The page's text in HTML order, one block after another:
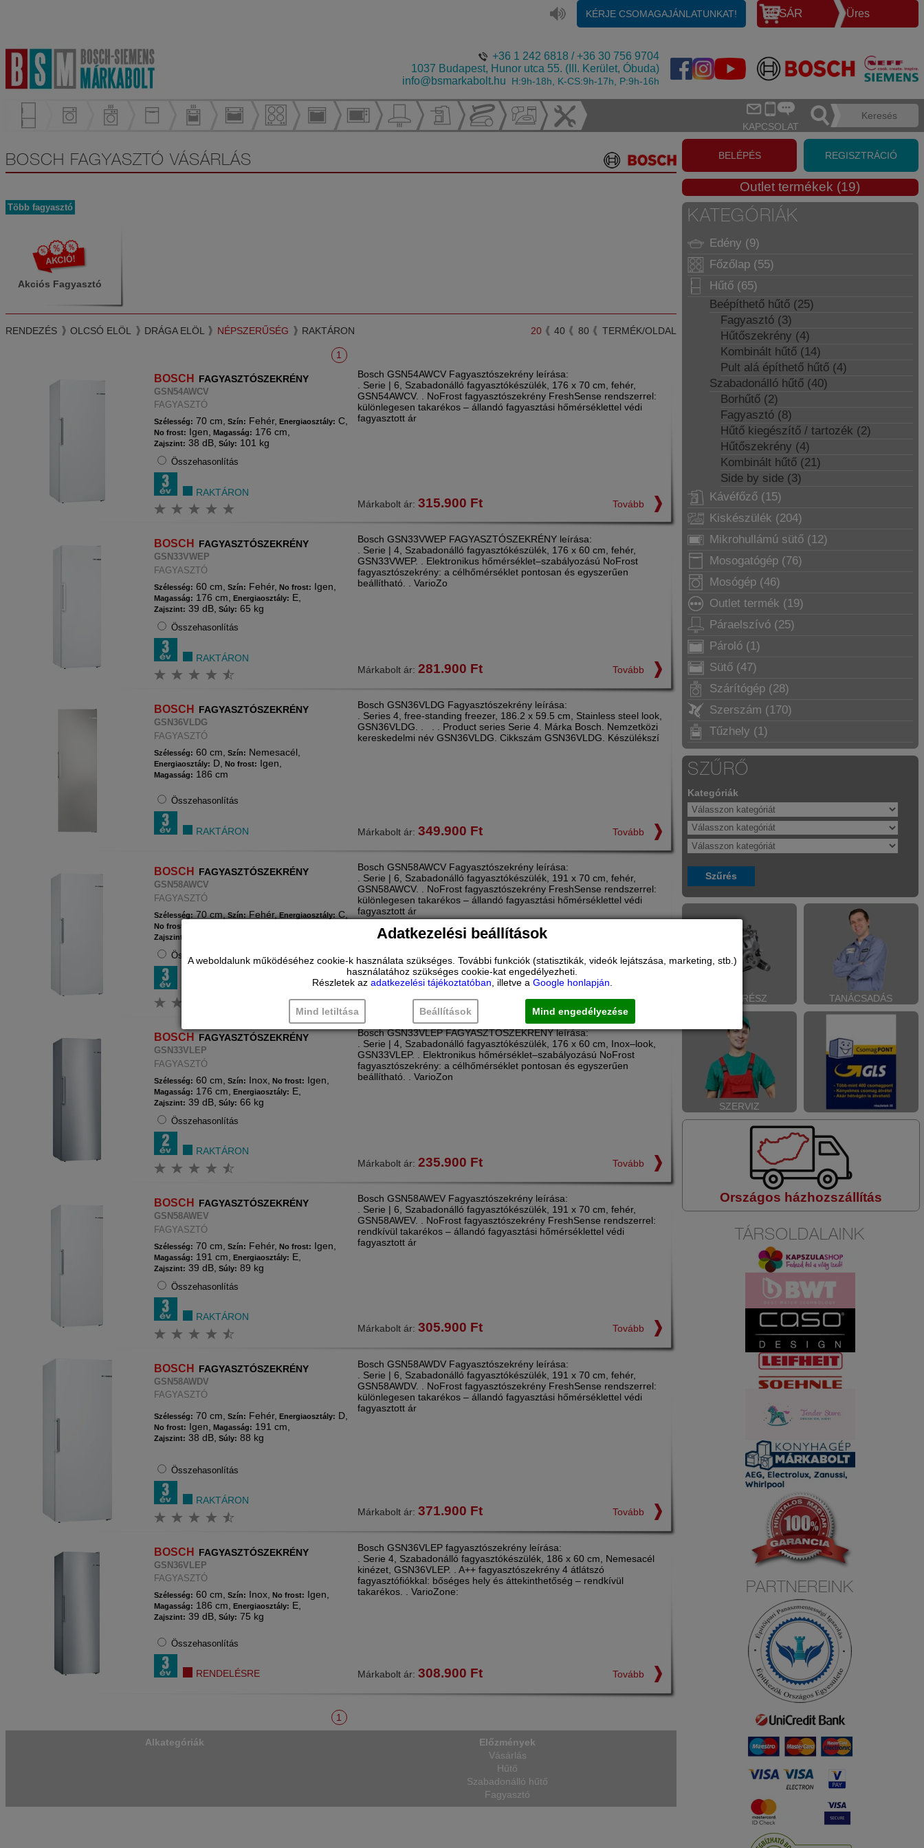
KÉRJE CSOMAGAJÁNLATUNKAT! KOSÁR Üres
+36 1 242 6818 /+36 30 756 9704
1037 Budapest, Hunor utca 55. (III. Kerület, Óbuda)
info@bsmarkabolt.hu
H:9h-18h, K-CS:9h-17h, P:9h-16h
KAPCSOLAT
BOSCH FAGYASZTÓ VÁSÁRLÁS
Több fagyasztó
Akciós Fagyasztó
RENDEZÉS OLCSÓ ELÖL DRÁGA ELÖL NÉPSZERŰSÉG RAKTÁRON 20 40 80 TERMÉK/OLDAL
1
BOSCH FAGYASZTÓSZEKRÉNY
GSN54AWCV
FAGYASZTÓ
Szélesség: 70 cm, Szín: Fehér, Energiaosztály: C,
No frost: Igen, Magasság: 176 cm,
Zajszint: 38 dB, Súly: 101 kg
Összehasonlítás
RAKTÁRON
Bosch GSN54AWCV Fagyasztószekrény leírása:
. Serie | 6, Szabadonálló fagyasztókészülék, 176 x 70 cm, fehér,
GSN54AWCV. . NoFrost fagyasztószekrény FreshSense rendszerrel:
különlegesen takarékos – állandó fagyasztási hőmérséklettel védi
fagyasztott ár
Márkabolt ár: 315.900 Ft Tovább
BOSCH FAGYASZTÓSZEKRÉNY
GSN33VWEP
FAGYASZTÓ
Szélesség: 60 cm, Szín: Fehér, No frost: Igen,
Magasság: 176 cm, Energiaosztály: E,
Zajszint: 39 dB, Súly: 65 kg
Összehasonlítás
RAKTÁRON
Bosch GSN33VWEP FAGYASZTÓSZEKRÉNY leírása:
. Serie | 4, Szabadonálló fagyasztókészülék, 176 x 60 cm, fehér,
GSN33VWEP. . Elektronikus hőmérséklet–szabályozású NoFrost
fagyasztószekrény: a célhőmérséklet pontosan és egyszerűen
beállítható. . VarioZo
Márkabolt ár: 281.900 Ft Tovább
BOSCH FAGYASZTÓSZEKRÉNY
GSN36VLDG
FAGYASZTÓ
Szélesség: 60 cm, Szín: Nemesacél,
Energiaosztály: D, No frost: Igen,
Magasság: 186 cm
Összehasonlítás
RAKTÁRON
Bosch GSN36VLDG Fagyasztószekrény leírása:
. Series 4, free-standing freezer, 186.2 x 59.5 cm, Stainless steel look,
GSN36VLDG. . . . Product series Serie 4. Márka Bosch. Nemzetközi
kereskedelmi név GSN36VLDG. Cikkszám GSN36VLDG. Készülékszí
Márkabolt ár: 349.900 Ft Tovább
BOSCH FAGYASZTÓSZEKRÉNY
GSN58AWCV
FAGYASZTÓ
Szélesség: 70 cm, Szín: Fehér, Energiaosztály: C,
No frost:
Zajszint:
Összehasonlítás
Bosch GSN58AWCV Fagyasztószekrény leírása:
. Serie | 6, Szabadonálló fagyasztókészülék, 191 x 70 cm, fehér,
GSN58AWCV. . NoFrost fagyasztószekrény FreshSense rendszerrel:
különlegesen takarékos – állandó fagyasztási hőmérséklettel védi
fagyasztott ár
Márkabolt ár:418.900Ft Tovább
BOSCH FAGYASZTÓSZEKRÉNY
GSN33VLEP
FAGYASZTÓ
Szélesség: 60 cm, Szín: Inox, No frost: Igen,
Magasság: 176 cm, Energiaosztály: E,
Zajszint: 39 dB, Súly: 66 kg
Összehasonlítás
RAKTÁRON
Bosch GSN33VLEP FAGYASZTÓSZEKRÉNY leírása:
. Serie | 4, Szabadonálló fagyasztókészülék, 176 x 60 cm, Inox–look,
GSN33VLEP. . Elektronikus hőmérséklet–szabályozású NoFrost
fagyasztószekrény: a célhőmérséklet pontosan és egyszerűen
beállítható. . VarioZon
Márkabolt ár: 235.900 Ft Tovább
BOSCH FAGYASZTÓSZEKRÉNY
GSN58AWEV
FAGYASZTÓ
Szélesség: 70 cm, Szín: Fehér, No frost: Igen,
Magasság: 191 cm, Energiaosztály: E,
Zajszint: 39 dB, Súly: 89 kg
Összehasonlítás
RAKTÁRON
Bosch GSN58AWEV Fagyasztószekrény leírása:
. Serie | 6, Szabadonálló fagyasztókészülék, 191 x 70 cm, fehér,
GSN58AWEV. . NoFrost fagyasztószekrény FreshSense rendszerrel:
rendkívül takarékos – állandó fagyasztási hőmérséklettel védi
fagyasztott ár
Márkabolt ár: 305.900 Ft Tovább
BOSCH FAGYASZTÓSZEKRÉNY
GSN58AWDV
FAGYASZTÓ
Szélesség: 70 cm, Szín: Fehér, Energiaosztály: D,
No frost: Igen, Magasság: 191 cm,
Zajszint: 38 dB, Súly: 88 kg
Összehasonlítás
RAKTÁRON
Bosch GSN58AWDV Fagyasztószekrény leírása:
. Serie | 6, Szabadonálló fagyasztókészülék, 191 x 70 cm, fehér,
GSN58AWDV. . NoFrost fagyasztószekrény FreshSense rendszerrel:
különlegesen takarékos – állandó fagyasztási hőmérséklettel védi
fagyasztott ár
Márkabolt ár: 371.900 Ft Tovább
BOSCH FAGYASZTÓSZEKRÉNY
GSN36VLEP
FAGYASZTÓ
Szélesség: 60 cm, Szín: Inox, No frost: Igen,
Magasság: 186 cm, Energiaosztály: E,
Zajszint: 39 dB, Súly: 75 kg
Összehasonlítás
RENDELÉSRE
Bosch GSN36VLEP fagyasztószekrény leírása:
. Serie 4, Szabadonálló fagyasztókészülék, 186 x 60 cm, Nemesacél
kinézet, GSN36VLEP. . A++ fagyasztószekrény 4 átlátszó
fagyasztófiókkal: bőséges hely és áttekinthetőség – rendkívül
takarékos. . VarioZone:
Márkabolt ár: 308.900 Ft Tovább
1
Alkategóriák
Előzmények
Vásárlás
Hűtő
Szabadonálló hűtő
Fagyasztó
BELÉPÉS REGISZTRÁCIÓ
Outlet termékek (19)
KATEGÓRIÁK
Edény (9)
Főzőlap (55)
Hűtő (65)
Beépíthető hűtő (25)
Fagyasztó (3)
Hűtőszekrény (4)
Kombinált hűtő (14)
Pult alá építhető hűtő (4)
Szabadonálló hűtő (40)
Borhűtő (2)
Fagyasztó (8)
Hűtő kiegészítő / tartozék (2)
Hűtőszekrény (4)
Kombinált hűtő (21)
Side by side (3)
Kávéfőző (15)
Kiskészülék (204)
Mikrohullámú sütő (12)
Mosogatógép (76)
Mosógép (46)
Outlet termék (19)
Páraelszívó (25)
Pároló (1)
Sütő (47)
Szárítógép (28)
Szerszám (170)
Tűzhely (1)
SZŰRŐ
Kategóriák
ALKATRÉSZ TANÁCSADÁS
SZERVIZ
Országos házhozszállítás
TÁRSOLDALAINK
PARTNEREINK
Adatkezelési beállítások
A weboldalunk működéséhez cookie-k használata szükséges. További funkciók (statisztikák, videók lejátszása, marketing, stb.)
használatához szükséges cookie-kat engedélyezheti.
Részletek az adatkezelési tájékoztatóban , illetve a Google honlapján
Mind letiltása Beállítások Mind engedélyezése